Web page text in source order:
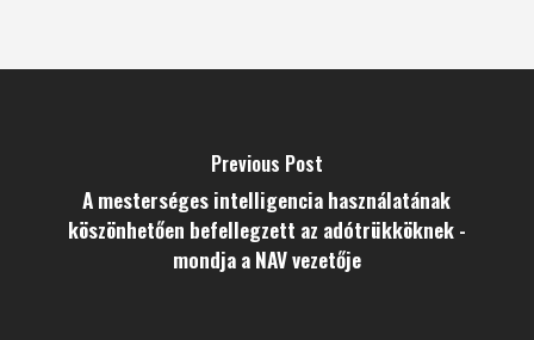
Previous Post
A mesterséges intelligencia használatának
köszönhetően befellegzett az adótrükköknek -
mondja a NAV vezetője